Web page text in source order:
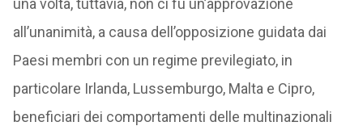
una volta, tuttavia, non ci fu un’approvazione
all’unanimità, a causa dell’opposizione guidata dai
Paesi membri con un regime previlegiato, in
particolare Irlanda, Lussemburgo, Malta e Cipro,
beneficiari dei comportamenti delle multinazionali